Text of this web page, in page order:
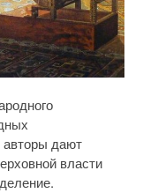
авторы дают
власти